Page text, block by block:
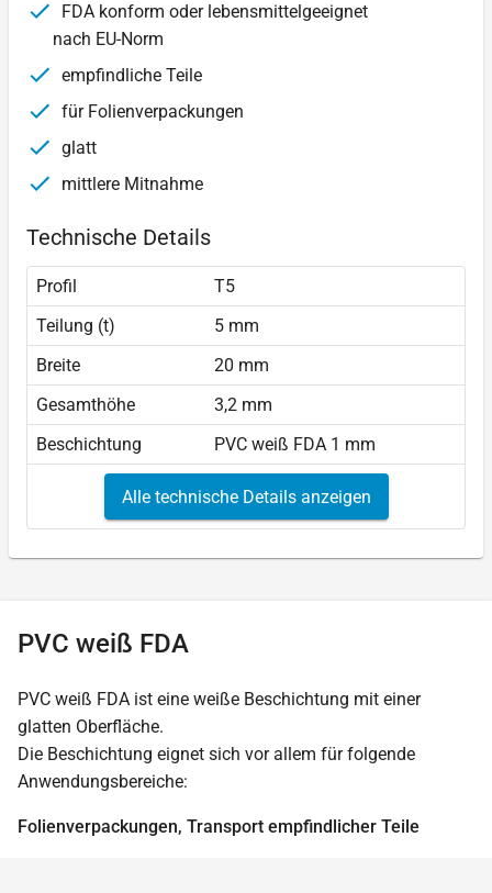
FDA konform oder lebensmittelgeeignet
nach EU-Norm
empfindliche Teile
für Folienverpackungen
glatt
mittlere Mitnahme
Technische Details
Profil
T5
Teilung (t)
5 mm
Breite
20 mm
Gesamthöhe
3,2 mm
Beschichtung
PVC weiß FDA 1 mm
Alle technische Details anzeigen
PVC weiß FDA
PVC weiß FDA ist eine weiße Beschichtung mit einer
glatten Oberfläche.
Die Beschichtung eignet sich vor allem für folgende
Anwendungsbereiche:
Folienverpackungen, Transport empfindlicher Teile